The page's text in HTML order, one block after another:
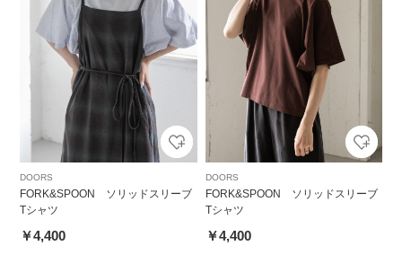
DOORS
FORK&SPOON ソリッドスリーブ
Tシャツ
￥4,400
DOORS
FORK&SPOON ソリッドスリーブ
Tシャツ
￥4,400